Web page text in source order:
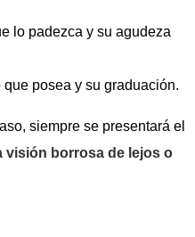
lo padezca y su agudeza
posea y su graduación.
siempre se presentará el
visión borrosa de lejos o